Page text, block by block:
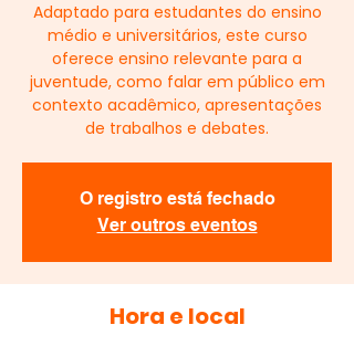
Adaptado para estudantes do ensino
médio e universitários, este curso
oferece ensino relevante para a
juventude, como falar em público em
contexto acadêmico, apresentações
de trabalhos e debates.
O registro está fechado
Ver outros eventos
Hora e local